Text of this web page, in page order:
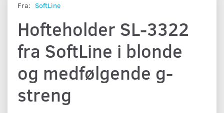
Fra: SoftLine
Hofteholder SL-3322
fra SoftLine i blonde
og medfølgende g-
streng